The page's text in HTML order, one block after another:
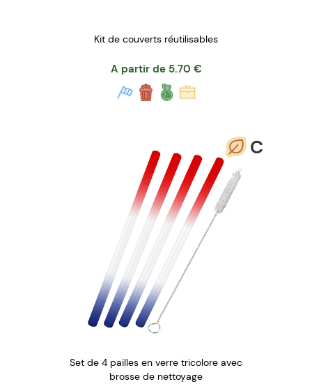
Kit de couverts réutilisables
A partir de 5.70 €
C
Set de 4 pailles en verre tricolore avec
brosse de nettoyage